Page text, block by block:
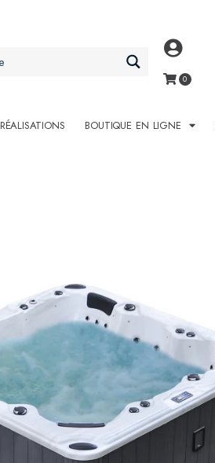
RÉALISATIONS BOUTIQUE EN LIGNE